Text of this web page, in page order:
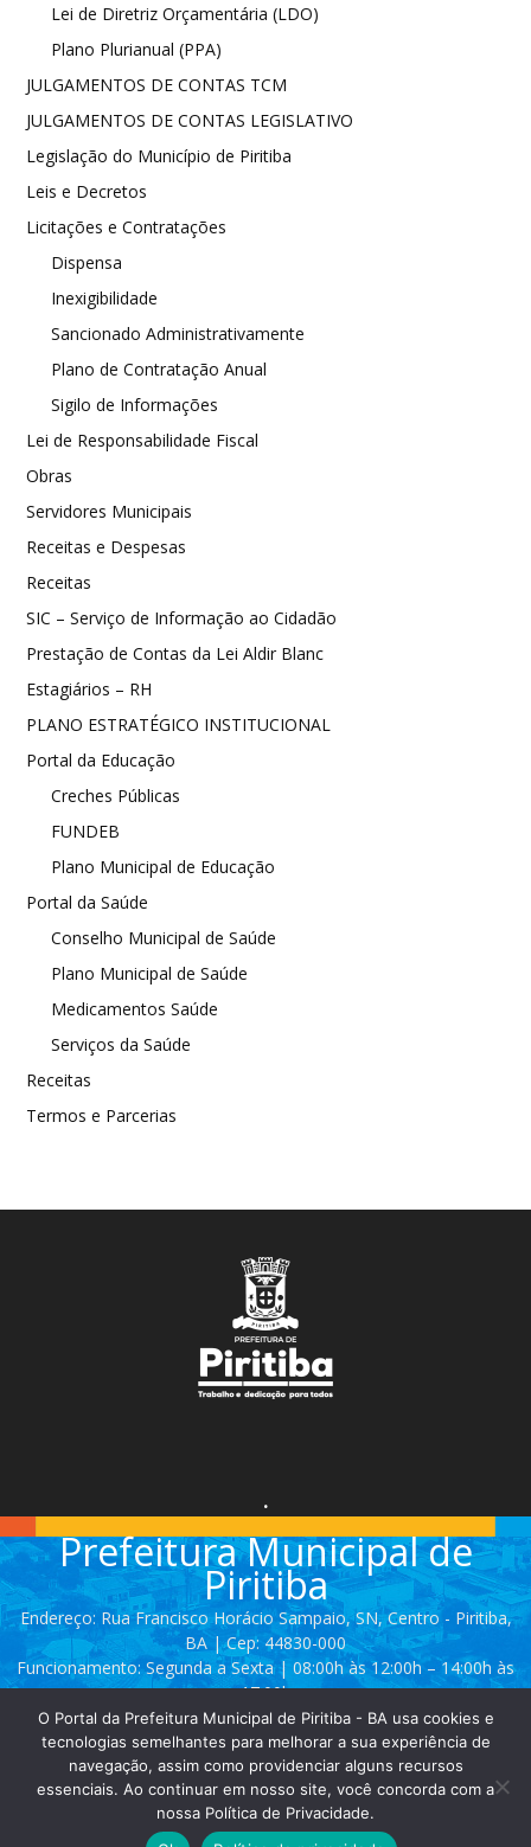
Lei de Diretriz Orçamentária (LDO)
Plano Plurianual (PPA)
JULGAMENTOS DE CONTAS TCM
JULGAMENTOS DE CONTAS LEGISLATIVO
Legislação do Município de Piritiba
Leis e Decretos
Licitações e Contratações
Dispensa
Inexigibilidade
Sancionado Administrativamente
Plano de Contratação Anual
Sigilo de Informações
Lei de Responsabilidade Fiscal
Obras
Servidores Municipais
Receitas e Despesas
Receitas
SIC – Serviço de Informação ao Cidadão
Prestação de Contas da Lei Aldir Blanc
Estagiários – RH
PLANO ESTRATÉGICO INSTITUCIONAL
Portal da Educação
Creches Públicas
FUNDEB
Plano Municipal de Educação
Portal da Saúde
Conselho Municipal de Saúde
Plano Municipal de Saúde
Medicamentos Saúde
Serviços da Saúde
Receitas
Termos e Parcerias
.
Prefeitura Municipal de
Piritiba
Endereço: Rua Francisco Horácio Sampaio, SN, Centro - Piritiba,
BA | Cep: 44830-000
Funcionamento: Segunda a Sexta | 08:00h às 12:00h – 14:00h às
17:00h
Telefone: (74) 3628 - 2111 / 3628 - 2153
Contato:comunicacao@piritiba.ba.gov.br
O Portal da Prefeitura Municipal de Piritiba - BA usa cookies e
tecnologias semelhantes para melhorar a sua experiência de
navegação, assim como providenciar alguns recursos
essenciais. Ao continuar em nosso site, você concorda com a
nossa Política de Privacidade.